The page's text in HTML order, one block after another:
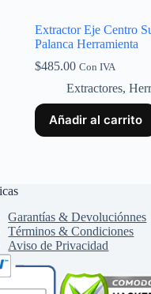
Extractor Eje Centro
Palanca Herramienta
$485.00 Con IVA
Extractores,
Añadir al carrito
Garantías & Devoluciónnes
Términos & Condiciones
Aviso de Privacidad